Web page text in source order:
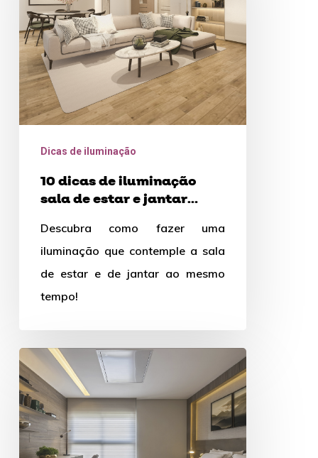
iluminação
sala
de
estar
jantar
integradas
Dicas de iluminação
10 dicas de iluminação
sala de estar e jantar
Descubra como fazer uma
iluminação que contemple a sala
de estar e de jantar ao mesmo
tempo!
Quais
detalhes
observar
ao
escolher